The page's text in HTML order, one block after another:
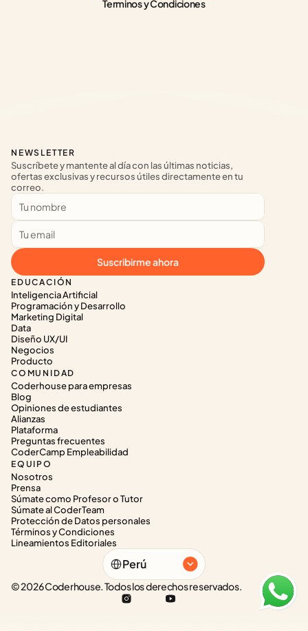
Terminos y Condiciones
EDUCACIÓN
Inteligencia Artificial
Programación y Desarrollo
Marketing Digital
Data
Diseño UX/UI
Negocios
Producto
COMUNIDAD
Coderhouse para empresas
Blog
Opiniones de estudiantes
Alianzas
Plataforma
Preguntas frecuentes
CoderCamp Empleabilidad
EQUIPO
Nosotros
Prensa
Súmate como Profesor o Tutor
Súmate al CoderTeam
Protección de Datos personales
Términos y Condiciones
Lineamientos Editoriales
NEWSLETTER
Suscríbete y mantente al día con las últimas noticias,
ofertas exclusivas y recursos útiles directamente en tu
correo.
Suscribirme ahora
Select Language
Perú
© 2026 Coderhouse. Todos los derechos reservados.